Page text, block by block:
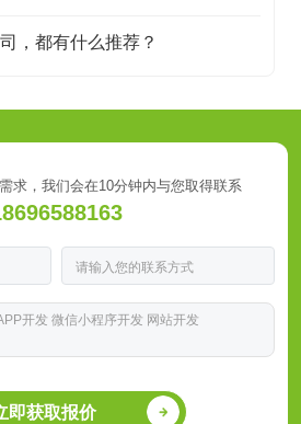
，都有什么推荐？
求，我们会在10分钟内与您取得联系
即获取报价